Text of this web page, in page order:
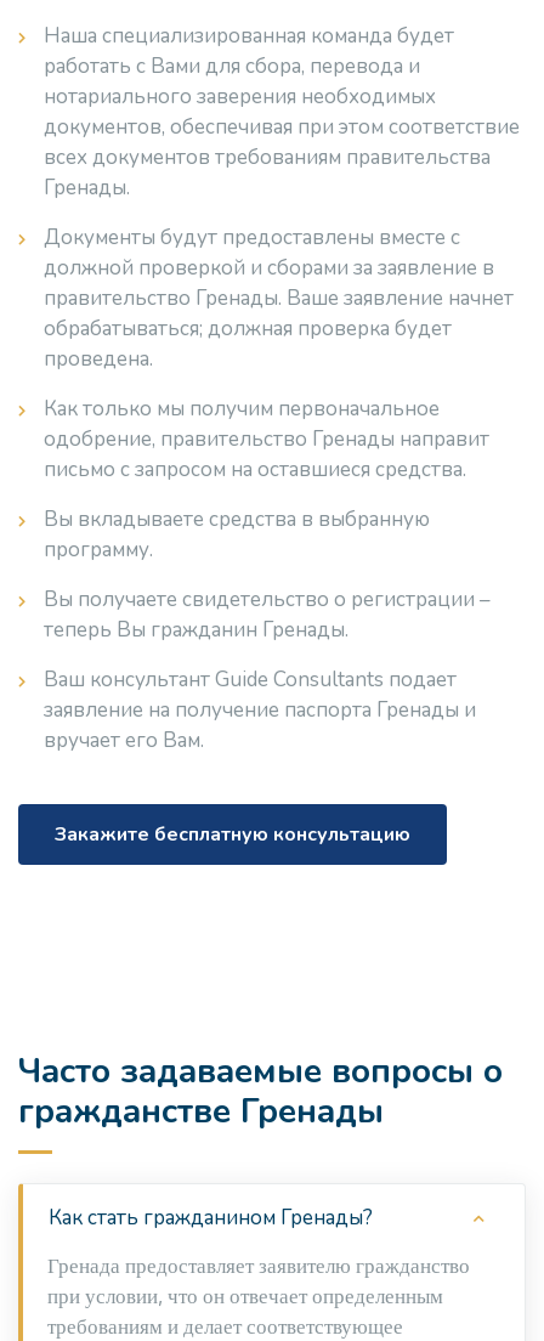
Наша специализированная команда будет
работать с Вами для сбора, перевода и
нотариального заверения необходимых
документов, обеспечивая при этом соответствие
всех документов требованиям правительства
Гренады.
Документы будут предоставлены вместе с
должной проверкой и сборами за заявление в
правительство Гренады. Ваше заявление начнет
обрабатываться; должная проверка будет
проведена.
Как только мы получим первоначальное
одобрение, правительство Гренады направит
письмо с запросом на оставшиеся средства.
Вы вкладываете средства в выбранную
программу.
Вы получаете свидетельство о регистрации –
теперь Вы гражданин Гренады.
Ваш консультант Guide Consultants подает
заявление на получение паспорта Гренады и
вручает его Вам.
Закажите бесплатную консультацию
Часто задаваемые вопросы о
гражданстве Гренады
Как стать гражданином Гренады?
Гренада предоставляет заявителю гражданство
при условии, что он отвечает определенным
требованиям и делает соответствующее